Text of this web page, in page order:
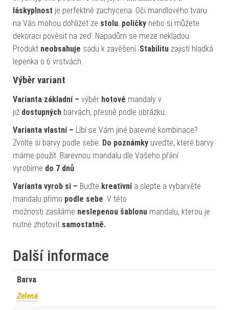
láskyplnost je perfektně zachycena. Oči mandlového tvaru
na Vás mohou dohlížet ze stolu, poličky nebo si můžete
dekoraci pověsit na zeď. Nápadům se meze nekladou.
Produkt neobsahuje sadu k zavěšení. Stabilitu zajistí hladká
lepenka o 6 vrstvách.
Výběr variant
Varianta základní – výběr hotové mandaly v
již dostupných barvách, přesně podle obrázku.
Varianta vlastní – Líbí se Vám jiné barevné kombinace?
Zvolte si barvy podle sebe. Do poznámky uveďte, které barvy
máme použít. Barevnou mandalu dle Vašeho přání
vyrobíme do 7 dnů.
Varianta vyrob si – Buďte kreativnía slepte a vybarvěte
mandalu přímo podle sebe. V této
možnosti zasíláme neslepenou šablonu mandalu, kterou je
nutné zhotovit samostatně.
Další informace
Barva
Zelená